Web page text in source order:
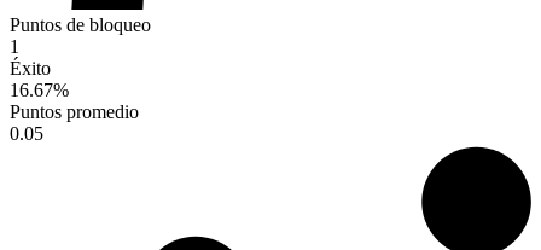
Puntos de bloqueo
1
Éxito
16.67%
Puntos promedio
0.05